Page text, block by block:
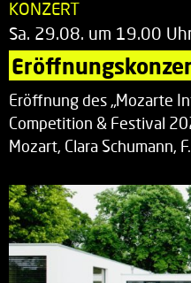
KONZERT
Sa. 29.08. um 19.00
Eröffnung des „Mozarte
Competition & Festival
Mozart, Clara Schumann,